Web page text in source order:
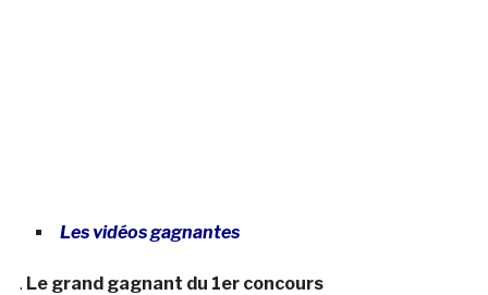
Les vidéos gagnantes
. Le grand gagnant du 1er concours